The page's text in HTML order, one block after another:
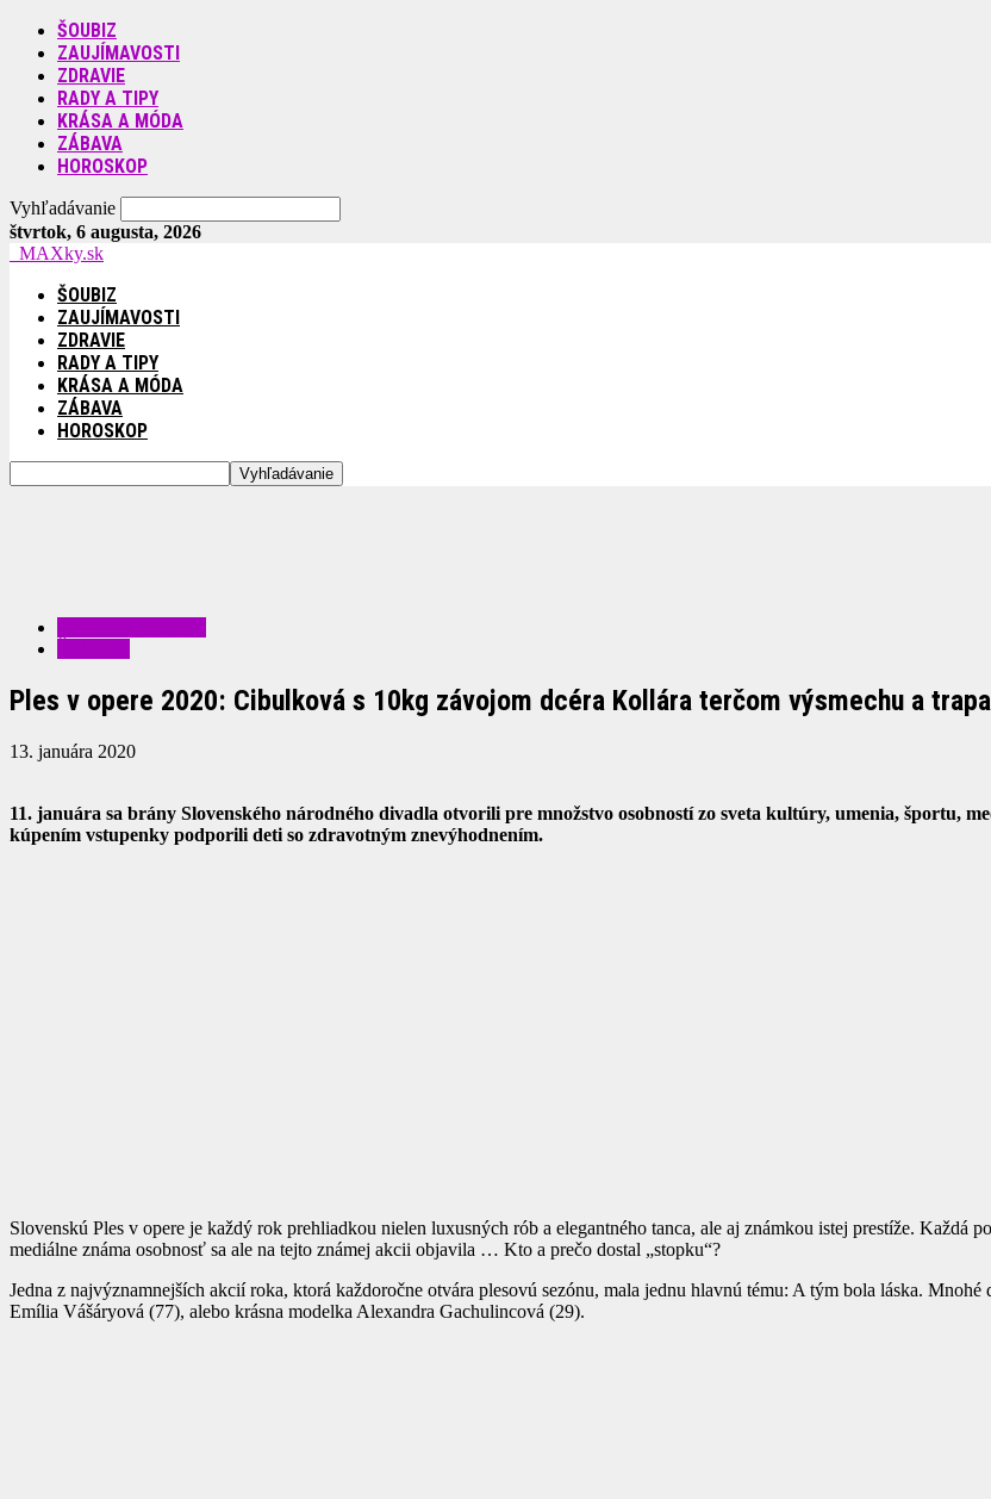
ŠOUBIZ
ZAUJÍMAVOSTI
ZDRAVIE
RADY A TIPY
KRÁSA A MÓDA
ZÁBAVA
HOROSKOP
Vyhľadávanie
štvrtok, 6 augusta, 2026
MAXky.sk
ŠOUBIZ
ZAUJÍMAVOSTI
ZDRAVIE
RADY A TIPY
KRÁSA A MÓDA
ZÁBAVA
HOROSKOP
Ples v opere 2020: Cibulková s 10kg závojom dcéra Kollára terčom výsmechu a
13. januára 2020
11. januára sa brány Slovenského národného divadla otvorili pre množstvo osobností zo sveta kultúry, umenia, športu,
kúpením vstupenky podporili deti so zdravotným znevýhodnením.
Slovenskú Ples v opere je každý rok prehliadkou nielen luxusných rób a elegantného tanca, ale aj známkou istej prestíže. Každá
mediálne známa osobnosť sa ale na tejto známej akcii objavila … Kto a prečo dostal „stopku“?
Jedna z najvýznamnejších akcií roka, ktorá každoročne otvára plesovú sezónu, mala jednu hlavnú tému: A tým bola láska.
Emília Vášáryová (77), alebo krásna modelka Alexandra Gachulincová (29).